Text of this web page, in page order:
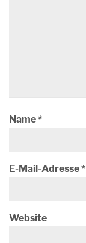
Name*
E-Mail-Adresse*
Website